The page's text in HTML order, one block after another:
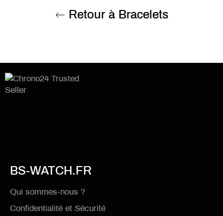
Retour à Bracelets
BS-WATCH.FR
Qui sommes-nous ?
Confidentialité et Sécurité